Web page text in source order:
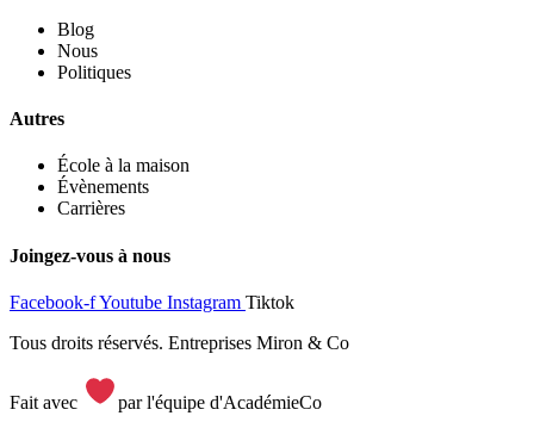
Blog
Nous
Politiques
Autres
École à la maison
Évènements
Carrières
Joingez-vous à nous
Facebook-fYoutube Instagram Tiktok
Tous droits réservés. Entreprises Miron & Co
Fait avec par l'équipe d'AcadémieCo